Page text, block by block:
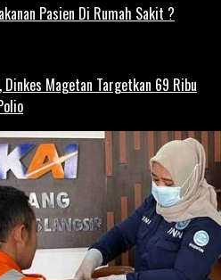
Pasien Di Rumah Sakit ?
Magetan Targetkan 69 Ribu